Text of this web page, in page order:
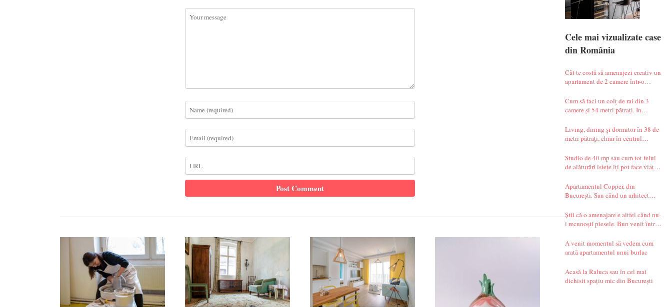
Cele mai vizualizate case
din România
Cât te costă să amenajezi creativ un
apartament de 2 camere într-o
Cum să faci un colț de rai din 3
camere și 54 metri pătrați. În
Living, dining și dormitor în 38 de
metri pătrați, chiar în centrul
care te transportă departe, spre țările
nordice.
Studio de 40 mp sau cum tot felul
de alăturări istețe îți pot face viața
Apartamentul Copper, din
București. Sau când un arhitect
Știi că o amenajare e altfel când nu-
i recunoști piesele. Bun venit într-
A venit momentul să vedem cum
arată apartamentul unui burlac
Acasă la Raluca sau în cel mai
dichisit spațiu mic din București